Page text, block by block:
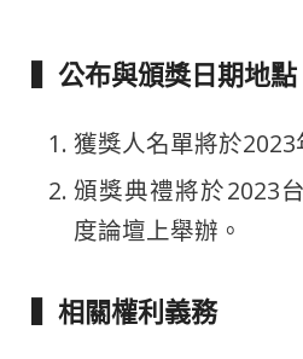
▍公布與頒獎日期地點
獲獎人名單將於2023
頒獎典禮將於2023
度論壇上舉辦。
▍相關權利義務